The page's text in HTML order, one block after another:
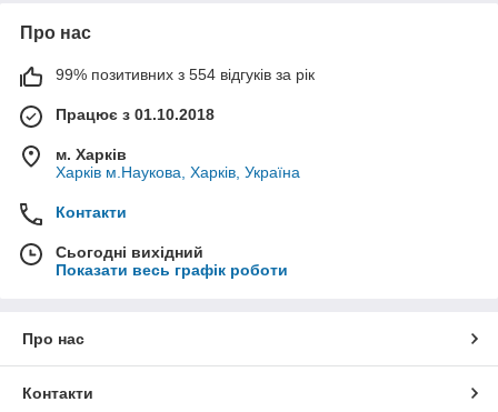
Про нас
99% позитивних з 554 відгуків за рік
Працює з 01.10.2018
м. Харків
Харків м.Наукова, Харків, Україна
Контакти
Сьогодні вихідний
Показати весь графік роботи
Про нас
Контакти